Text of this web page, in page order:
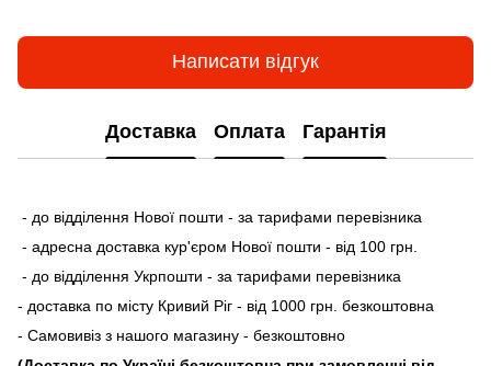
Написати відгук
Доставка Оплата Гарантія
- до відділення Нової пошти - за тарифами перевізника
- адресна доставка кур'єром Нової пошти - від 100 грн.
- до відділення Укрпошти - за тарифами перевізника
- доставка по місту Кривий Ріг - від 1000 грн. безкоштовна
- Самовивіз з нашого магазину - безкоштовно